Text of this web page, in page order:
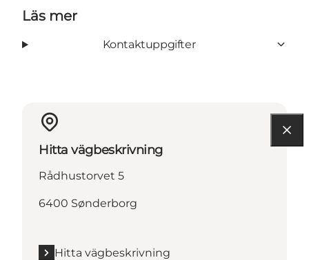
Läs mer
Kontaktuppgifter
Hitta vägbeskrivning
Rådhustorvet 5
6400 Sønderborg
Hitta vägbeskrivning